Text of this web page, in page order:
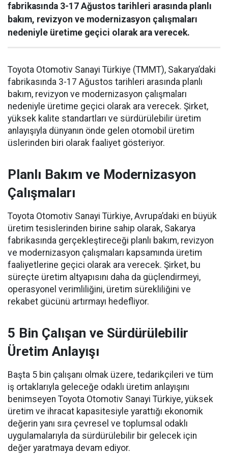
fabrikasında 3-17 Ağustos tarihleri arasında planlı
bakım, revizyon ve modernizasyon çalışmaları
nedeniyle üretime geçici olarak ara verecek.
Toyota Otomotiv Sanayi Türkiye (TMMT), Sakarya’daki
fabrikasında 3-17 Ağustos tarihleri arasında planlı
bakım, revizyon ve modernizasyon çalışmaları
nedeniyle üretime geçici olarak ara verecek. Şirket,
yüksek kalite standartları ve sürdürülebilir üretim
anlayışıyla dünyanın önde gelen otomobil üretim
üslerinden biri olarak faaliyet gösteriyor.
Planlı Bakım ve Modernizasyon
Çalışmaları
Toyota Otomotiv Sanayi Türkiye, Avrupa’daki en büyük
üretim tesislerinden birine sahip olarak, Sakarya
fabrikasında gerçekleştireceği planlı bakım, revizyon
ve modernizasyon çalışmaları kapsamında üretim
faaliyetlerine geçici olarak ara verecek. Şirket, bu
süreçte üretim altyapısını daha da güçlendirmeyi,
operasyonel verimliliğini, üretim sürekliliğini ve
rekabet gücünü artırmayı hedefliyor.
5 Bin Çalışan ve Sürdürülebilir
Üretim Anlayışı
Başta 5 bin çalışanı olmak üzere, tedarikçileri ve tüm
iş ortaklarıyla geleceğe odaklı üretim anlayışını
benimseyen Toyota Otomotiv Sanayi Türkiye, yüksek
üretim ve ihracat kapasitesiyle yarattığı ekonomik
değerin yanı sıra çevresel ve toplumsal odaklı
uygulamalarıyla da sürdürülebilir bir gelecek için
değer yaratmaya devam ediyor.